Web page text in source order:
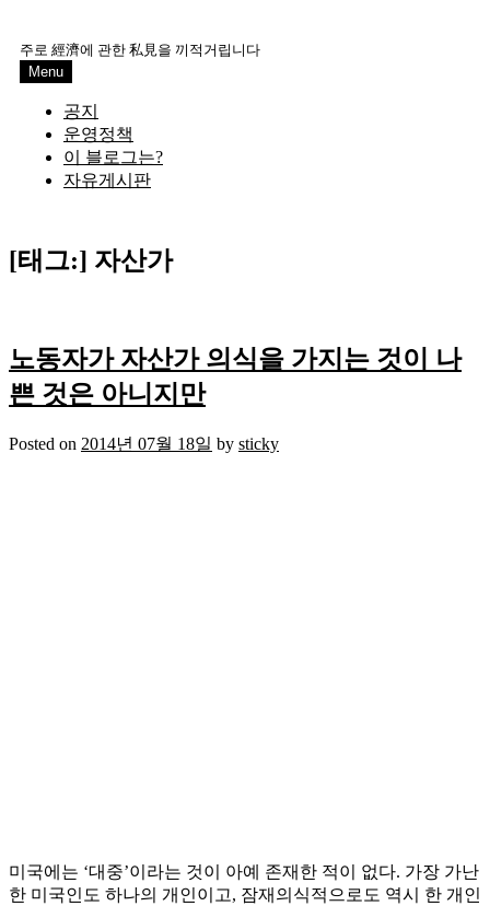
content
주로 經濟에 관한 私見을 끼적거립니다
Menu
공지
운영정책
이 블로그는?
자유게시판
[태그:] 자산가
노동자가 자산가 의식을 가지는 것이 나
쁜 것은 아니지만
Posted on 2014년 07월 18일 by sticky
미국에는 ‘대중’이라는 것이 아예 존재한 적이 없다. 가장 가난
한 미국인도 하나의 개인이고, 잠재의식적으로도 역시 한 개인